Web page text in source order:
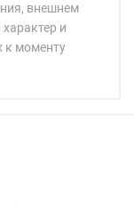
внешнем
и
к моменту